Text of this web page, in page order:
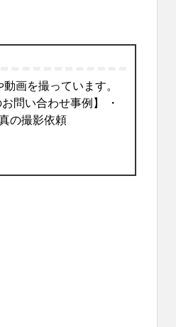
画を撮っています。
問い合わせ事例】 ・
の撮影依頼